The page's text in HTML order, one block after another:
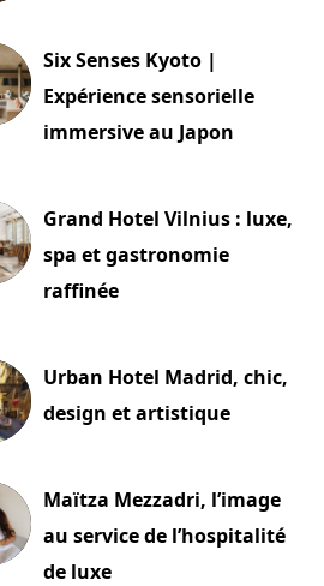
Six Senses Kyoto |
Expérience sensorielle
immersive au Japon
Grand Hotel Vilnius : luxe,
spa et gastronomie
raffinée
Urban Hotel Madrid, chic,
design et artistique
Maïtza Mezzadri, l’image
au service de l’hospitalité
de luxe